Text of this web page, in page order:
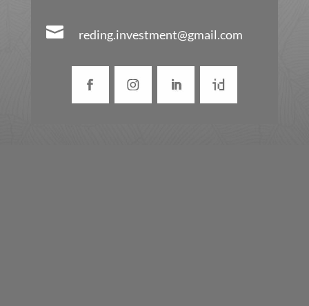
 reding.investment@gmail.com